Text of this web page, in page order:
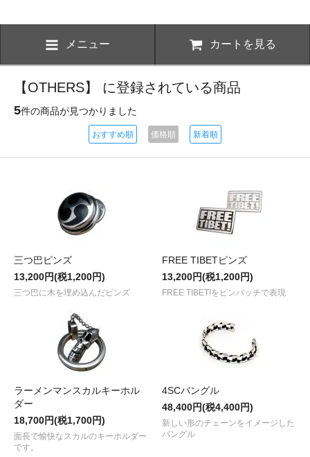
メニュー カートを見る
【OTHERS】 に登録されている商品
5件の商品が見つかりました
おすすめ順 価格順 新着順
三つ巴ピンズ
13,200円(税1,200円)
三つ巴に木を埋め込んだピンズ
FREE TIBETピンズ
13,200円(税1,200円)
FREE TIBET!をピンバッチで表現
ラーメンマンスカルキーホル
ダー
18,700円(税1,700円)
面長で愉快なスカルのキーホルダー
です。
4SCバングル
48,400円(税4,400円)
新しい形のチェーンをイメージした
バングル